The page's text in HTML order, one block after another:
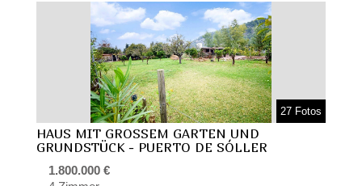
27 Fotos
HAUS MIT GROSSEM GARTEN UND
GRUNDSTÜCK - PUERTO DE SÓLLER
1.800.000 €